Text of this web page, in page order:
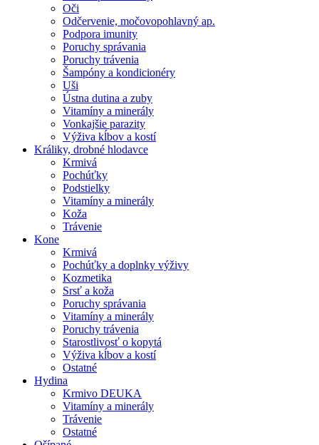
Oči
Odčervenie, močovopohlavný ap.
Podpora imunity
Poruchy správania
Poruchy trávenia
Šampóny a kondicionéry
Uši
Ústna dutina a zuby
Vitamíny a minerály
Vonkajšie parazity
Výživa kĺbov a kostí
Králiky, drobné hlodavce
Krmivá
Pochúťky
Podstielky
Vitamíny a minerály
Koža
Trávenie
Kone
Krmivá
Pochúťky a doplnky výživy
Kozmetika
Srsť a koža
Poruchy správania
Vitamíny a minerály
Poruchy trávenia
Starostlivosť o kopytá
Výživa kĺbov a kostí
Ostatné
Hydina
Krmivo DEUKA
Vitamíny a minerály
Trávenie
Ostatné